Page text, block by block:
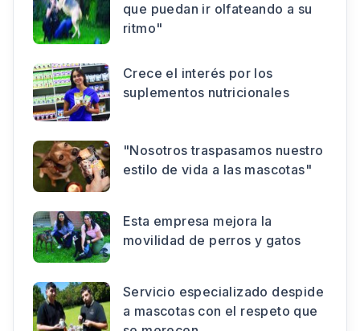
que puedan ir olfateando a su
ritmo"
Crece el interés por los
suplementos nutricionales
"Nosotros traspasamos nuestro
estilo de vida a las mascotas"
Esta empresa mejora la
movilidad de perros y gatos
Servicio especializado despide
a mascotas con el respeto que